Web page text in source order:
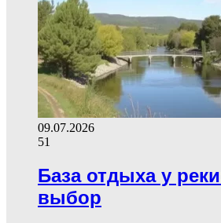
09.07.2026
51
База отдыха у
выбор